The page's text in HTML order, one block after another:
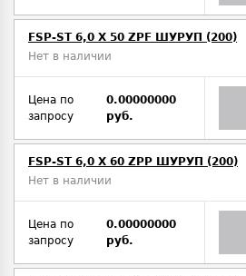
FSP-ST 6,0 X 50 ZPF ШУРУП (200)
Нет в наличии
Цена по
запросу
0.00000000
руб.
FSP-ST 6,0 X 60 ZPP ШУРУП (200)
Нет в наличии
Цена по
запросу
0.00000000
руб.